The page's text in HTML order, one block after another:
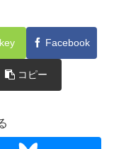
Facebook
コピー